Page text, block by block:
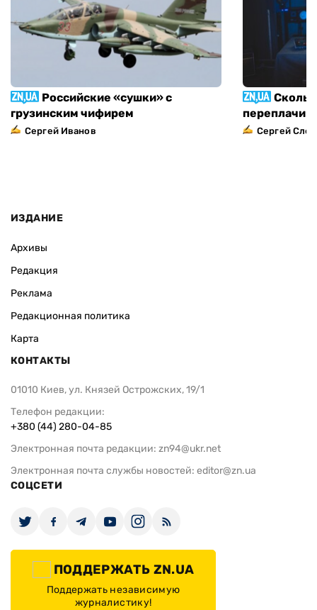
Российские «сушки» с
грузинским чифирем
Сергей Иванов Сергей
ИЗДАНИЕ
Архивы
Редакция
Реклама
Редакционная политика
Карта
КОНТАКТЫ
01010 Киев, ул. Князей Острожских, 19/1
Телефон редакции:
+380 (44) 280-04-85
Электронная почта редакции: zn94@ukr.net
Электронная почта службы новостей: editor@zn.ua
СОЦСЕТИ
ПОДДЕРЖАТЬ ZN.UA
Поддержать независимую
журналистику!